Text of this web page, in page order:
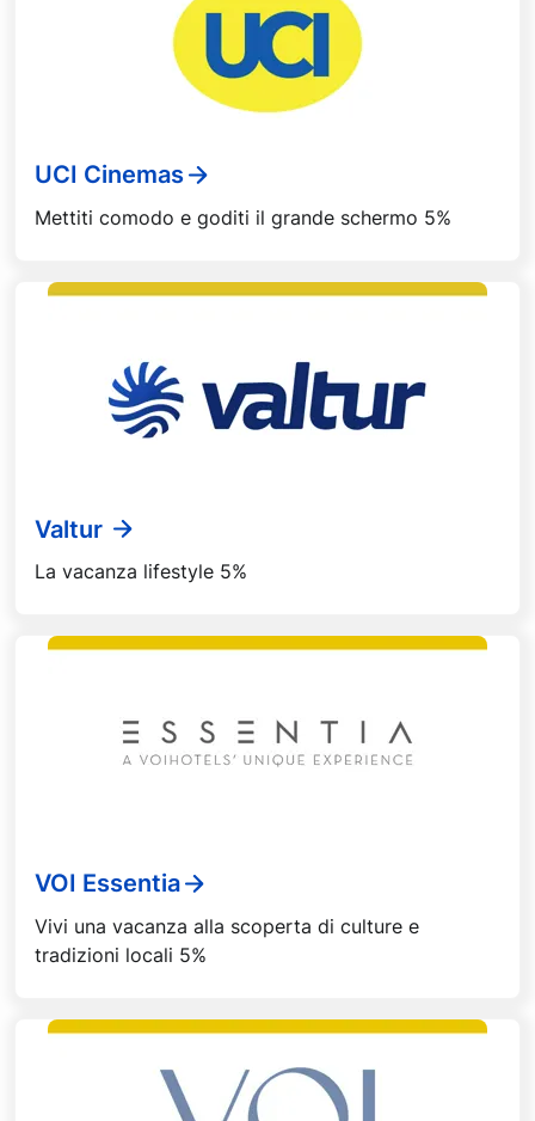
UCI Cinemas
Mettiti comodo e goditi il grande schermo 5%
Valtur
La vacanza lifestyle 5%
VOI Essentia
Vivi una vacanza alla scoperta di culture e
tradizioni locali 5%